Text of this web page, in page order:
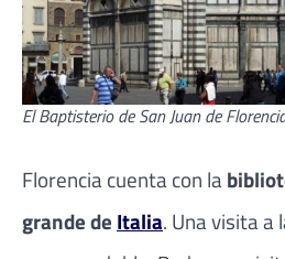
El Baptisterio de San Juan de
Florencia cuenta con la
grande de Italia. Una visita a